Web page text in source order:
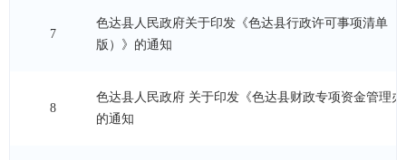
7
色达县人民政府关于印发《色达县行政许可事项清单（
版）》的通知
8
色达县人民政府 关于印发《色达县财政专项资金管理
的通知